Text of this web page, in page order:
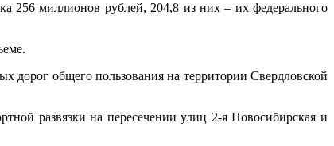
256 миллионов рублей, 204,8 из них – их федерального
дорог общего пользования на территории Свердловской
развязки на пересечении улиц 2-я Новосибирская и